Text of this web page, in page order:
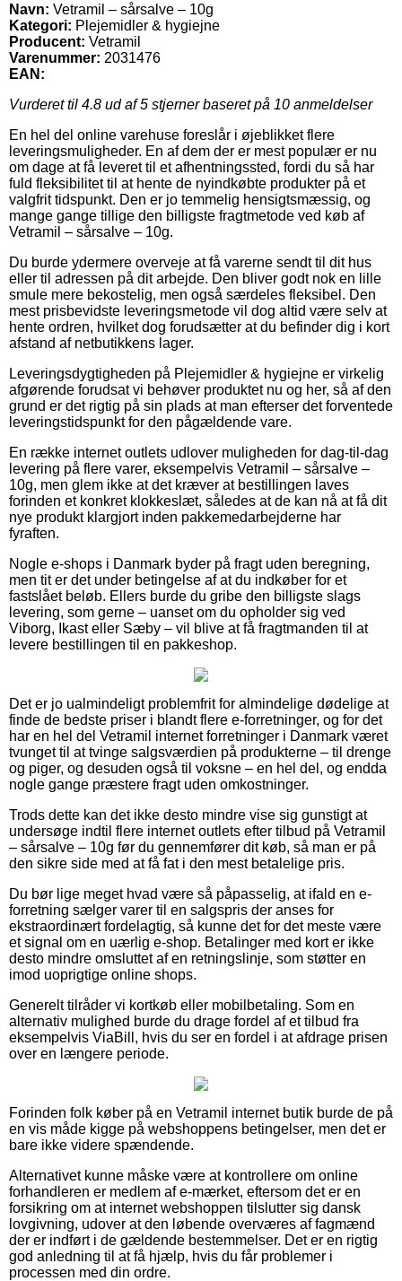
Navn: Vetramil – sårsalve – 10g
Kategori: Plejemidler & hygiejne
Producent: Vetramil
Varenummer: 2031476
EAN:
Vurderet til 4.8 ud af 5 stjerner baseret på 10 anmeldelser
En hel del online varehuse foreslår i øjeblikket flere
leveringsmuligheder. En af dem der er mest populær er nu
om dage at få leveret til et afhentningssted, fordi du så har
fuld fleksibilitet til at hente de nyindkøbte produkter på et
valgfrit tidspunkt. Den er jo temmelig hensigtsmæssig, og
mange gange tillige den billigste fragtmetode ved køb af
Vetramil – sårsalve – 10g.
Du burde ydermere overveje at få varerne sendt til dit hus
eller til adressen på dit arbejde. Den bliver godt nok en lille
smule mere bekostelig, men også særdeles fleksibel. Den
mest prisbevidste leveringsmetode vil dog altid være selv at
hente ordren, hvilket dog forudsætter at du befinder dig i kort
afstand af netbutikkens lager.
Leveringsdygtigheden på Plejemidler & hygiejne er virkelig
afgørende forudsat vi behøver produktet nu og her, så af den
grund er det rigtig på sin plads at man efterser det forventede
leveringstidspunkt for den pågældende vare.
En række internet outlets udlover muligheden for dag-til-dag
levering på flere varer, eksempelvis Vetramil – sårsalve –
10g, men glem ikke at det kræver at bestillingen laves
forinden et konkret klokkeslæt, således at de kan nå at få dit
nye produkt klargjort inden pakkemedarbejderne har
fyraften.
Nogle e-shops i Danmark byder på fragt uden beregning,
men tit er det under betingelse af at du indkøber for et
fastslået beløb. Ellers burde du gribe den billigste slags
levering, som gerne – uanset om du opholder sig ved
Viborg, Ikast eller Sæby – vil blive at få fragtmanden til at
levere bestillingen til en pakkeshop.
Det er jo ualmindeligt problemfrit for almindelige dødelige at
finde de bedste priser i blandt flere e-forretninger, og for det
har en hel del Vetramil internet forretninger i Danmark været
tvunget til at tvinge salgsværdien på produkterne – til drenge
og piger, og desuden også til voksne – en hel del, og endda
nogle gange præstere fragt uden omkostninger.
Trods dette kan det ikke desto mindre vise sig gunstigt at
undersøge indtil flere internet outlets efter tilbud på Vetramil
– sårsalve – 10g før du gennemfører dit køb, så man er på
den sikre side med at få fat i den mest betalelige pris.
Du bør lige meget hvad være så påpasselig, at ifald en e-
forretning sælger varer til en salgspris der anses for
ekstraordinært fordelagtig, så kunne det for det meste være
et signal om en uærlig e-shop. Betalinger med kort er ikke
desto mindre omsluttet af en retningslinje, som støtter en
imod uoprigtige online shops.
Generelt tilråder vi kortkøb eller mobilbetaling. Som en
alternativ mulighed burde du drage fordel af et tilbud fra
eksempelvis ViaBill, hvis du ser en fordel i at afdrage prisen
over en længere periode.
Forinden folk køber på en Vetramil internet butik burde de på
en vis måde kigge på webshoppens betingelser, men det er
bare ikke videre spændende.
Alternativet kunne måske være at kontrollere om online
forhandleren er medlem af e-mærket, eftersom det er en
forsikring om at internet webshoppen tilslutter sig dansk
lovgivning, udover at den løbende overværes af fagmænd
der er indført i de gældende bestemmelser. Det er en rigtig
god anledning til at få hjælp, hvis du får problemer i
processen med din ordre.